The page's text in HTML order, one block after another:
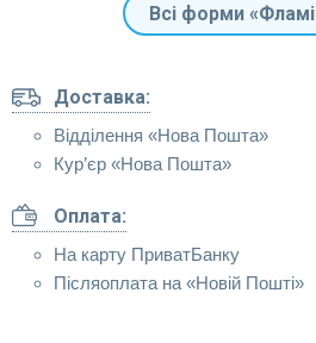
Всі форми
Доставка:
Відділення «Нова Пошта»
Кур’єр «Нова Пошта»
Оплата:
На карту ПриватБанку
Післяоплата на «Новій Пошті»